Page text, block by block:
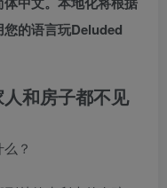
的语言玩Deluded
和房子都不见
？